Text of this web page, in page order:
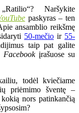
Naršykite
paskyras – ten
ansamblio reikšmę
50-mečio ir 55-
taip pat galite
Facebookįrašuose su
todėl kviečiame
priėmimo šventę –
nors patinkančią